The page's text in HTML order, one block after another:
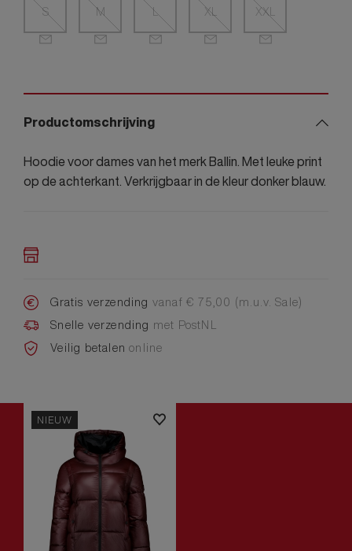
S M L XL XXL
Productomschrijving
Hoodie voor dames van het merk Ballin. Met leuke print
op de achterkant. Verkrijgbaar in de kleur donker blauw.
Gratis verzending vanaf € 75,00 (m.u.v. Sale)
Snelle verzending met PostNL
Veilig betalenonline
NIEUW